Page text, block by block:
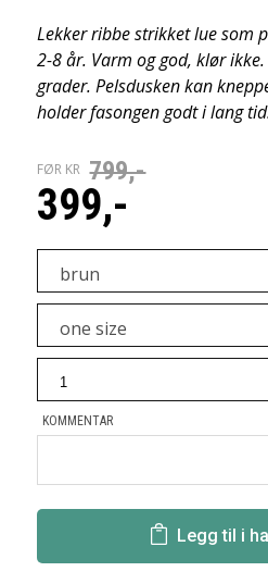
Lekker ribbe strikket lue som
2-8 år. Varm og god, klør
grader. Pelsdusken kan
holder fasongen godt i lang
FØR KR 799,-
399,-
brun
one size
KOMMENTAR
Legg til i